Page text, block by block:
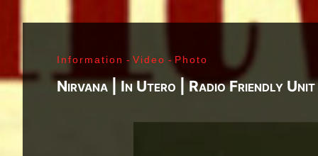
Information - Video - Photo
Nirvana | In Utero | Radio Friendly
J. Ramone - Ian Curtis - Bernard Sumner -
Fred «Sonic» Smith - Kasim Sulton - Oliver
Jimi Hendrix - Noel Redding - Mitch Mitchell -
Joplin - Sam Andrew - Peter Albin - David Getz